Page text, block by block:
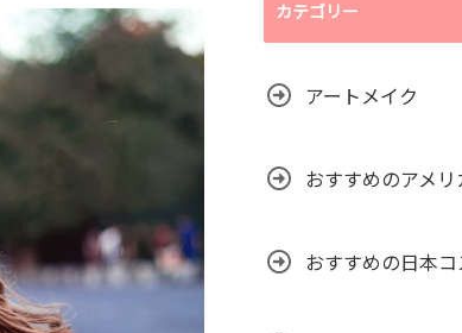
カテゴリー
アートメイク
おすすめのアメ
おすすめの日本